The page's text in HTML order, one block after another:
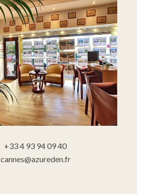
+33 4 93 94 09 40
cannes@azureden.fr